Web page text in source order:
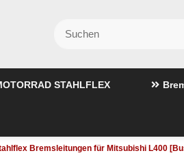
STAHLFLEX
Bremsleitungen für Mitsubishi L400